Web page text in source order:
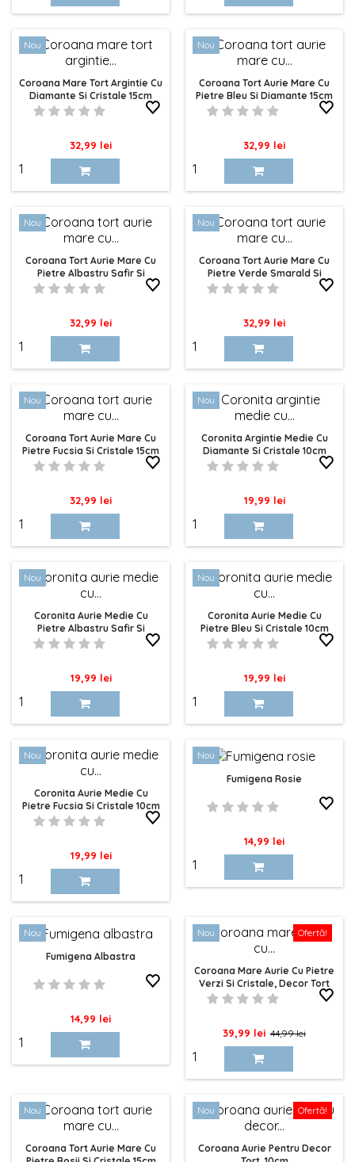
Nou
Coroana Mare Tort Argintie Cu
Diamante Si Cristale 15cm
Pret
32,99 lei
Nou
Coroana Tort Aurie Mare Cu
Pietre Bleu Si Diamante 15cm
Pret
32,99 lei
Nou
Coroana Tort Aurie Mare Cu
Pietre Albastru Safir Si
Cristale 15cm
Pret
32,99 lei
Nou
Coroana Tort Aurie Mare Cu
Pietre Verde Smarald Si
Cristale 15cm
Pret
32,99 lei
Nou
Coroana Tort Aurie Mare Cu
Pietre Fucsia Si Cristale 15cm
Pret
32,99 lei
Nou
Coronita Argintie Medie Cu
Diamante Si Cristale 10cm
Pret
19,99 lei
Nou
Coronita Aurie Medie Cu
Pietre Albastru Safir Si
Cristale 10cm
Pret
19,99 lei
Nou
Coronita Aurie Medie Cu
Pietre Bleu Si Cristale 10cm
Pret
19,99 lei
Nou
Coronita Aurie Medie Cu
Pietre Fucsia Si Cristale 10cm
Pret
19,99 lei
Nou
Fumigena Rosie
Pret
14,99 lei
Nou
Fumigena Albastra
Pret
14,99 lei
Nou Ofertă!
Coroana Mare Aurie Cu Pietre
Verzi Si Cristale, Decor Tort
15cm
Pret
39,99 lei Pret
baza
44,99 lei
Nou
Coroana Tort Aurie Mare Cu
Nou Ofertă!
Coroana Aurie Pentru Decor